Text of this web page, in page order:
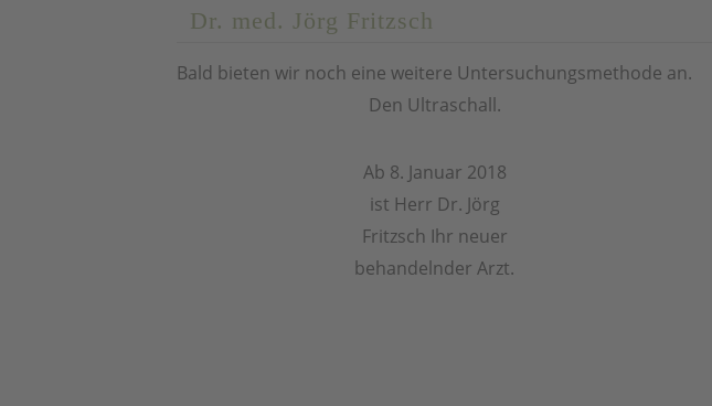
Dr. med. Jörg Fritzsch
Bald bieten wir noch eine weitere Untersuchungsmethode an.
Den Ultraschall.
Ab 8. Januar 2018
ist Herr Dr. Jörg
Fritzsch Ihr neuer
behandelnder Arzt.